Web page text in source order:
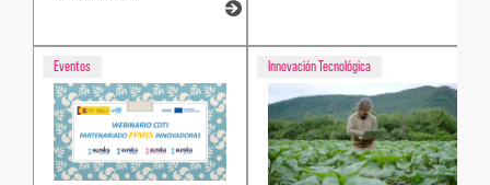
Eventos Innovación Tecnológica